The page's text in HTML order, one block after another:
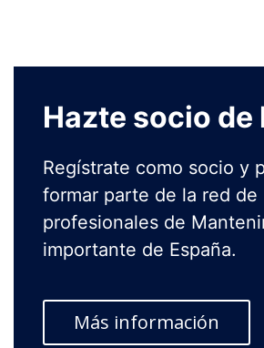
Hazte socio de
Regístrate como socio y
formar parte de la red de
profesionales de
importante de España.
Más información